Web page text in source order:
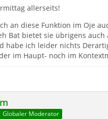
allerseits!
an diese Funktion im Oje
Bat bietet sie übrigens auch
habe ich leider nichts
im Haupt- noch im
Globaler Moderator